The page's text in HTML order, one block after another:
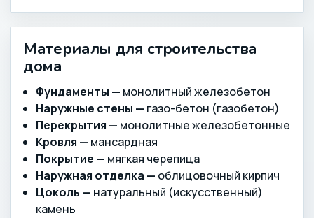
Материалы для строительства
дома
Фундаменты — монолитный железобетон
Наружные стены — газо-бетон (газобетон)
Перекрытия — монолитные железобетонные
Кровля — мансардная
Покрытие — мягкая черепица
Наружная отделка — облицовочный кирпич
Цоколь — натуральный (искусственный)
камень